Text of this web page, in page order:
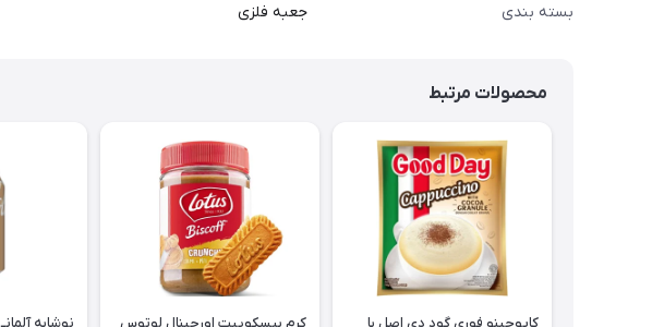
بسته بندی جعبه فلزی
محصولات مرتبط
کاپوچینو فوری گود دی اصل با
کرم بیسکوییت اورجینال لوتوس